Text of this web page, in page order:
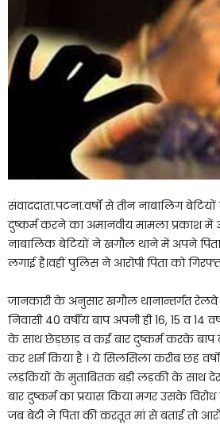
संवाददाता.पटना.वर्षों से तीन नाबालिग
दुष्कर्म करने का अमानवीय मामला प्रकाश
नाबालिक बेटियों ने खगौल थाने में अपने
लगाई है।वहीं पुलिस ने आरोपी पिता को
जानकारी के अनुसार खगौल थानान्तर्गत
निवासी 40 वर्षीय बाप अपनी ही 16, 15 व 14
के साथ छेड़छाड़ व कई बार दुष्कर्म करके बाप
कर शर्म किया है । ये सिलसिला करीब छह
लड़कियों के मुताबितक बड़ी लड़की के साथ
बार दुष्कर्म का प्रयास किया मगर उसके
जब बेटी ने पिता की करतूत मां से बताई तो